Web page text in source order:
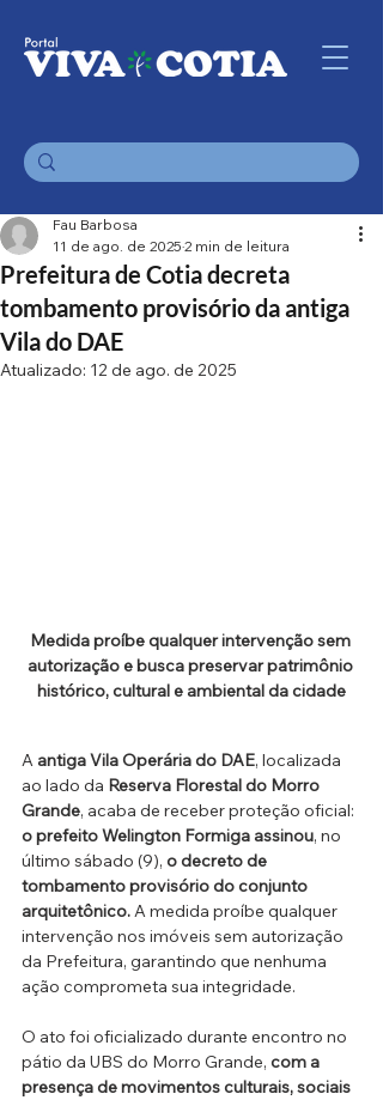
Prefeitura de Cotia decreta
tombamento provisório da antiga
Vila do DAE
Fau Barbosa
11 de ago. de 2025 2 min de leitura
Atualizado: 12 de ago. de 2025
Medida proíbe qualquer intervenção sem
autorização e busca preservar patrimônio
histórico, cultural e ambiental da cidade
A antiga Vila Operária do DAE, localizada
ao lado da Reserva Florestal do Morro
Grande, acaba de receber proteção oficial:
oprefeito Welington Formiga assinou, no
último sábado (9), o decreto de
tombamento provisório do conjunto
arquitetônico. A medida proíbe qualquer
intervenção nos imóveis sem autorização
da Prefeitura, garantindo que nenhuma
ação comprometa sua integridade.
O ato foi oficializado durante encontro no
pátio da UBS do Morro Grande, com a
presença de movimentos culturais, sociais